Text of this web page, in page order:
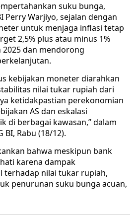
suku bunga,
Perry Warjiyo, sejalan dengan
untuk menjaga inflasi tetap
2,5% plus atau minus 1%
2025 dan mendorong
kebijakan moneter diarahkan
nilai tukar rupiah dari
ketidakpastian perekonomian
AS dan eskalasi
di berbagai kawasan,” dalam
BI, Rabu (18/12).
bahwa meskipun bank
karena dampak
terhadap nilai tukar rupiah,
penurunan suku bunga acuan,